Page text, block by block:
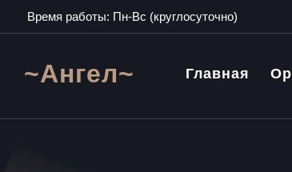
Время работы: Пн-Вс (круглосуточно)
~Ангел~ Главная